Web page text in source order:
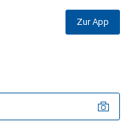
Zur App